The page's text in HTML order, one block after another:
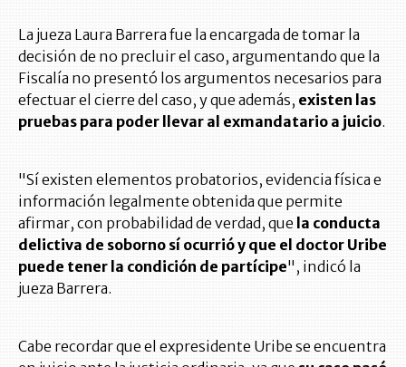
La jueza Laura Barrera fue la encargada de tomar la
decisión de no precluir el caso, argumentando que la
Fiscalía no presentó los argumentos necesarios para
efectuar el cierre del caso, y que además, existen las
pruebas para poder llevar al exmandatario a juicio.
"Sí existen elementos probatorios, evidencia física e
información legalmente obtenida que permite
afirmar, con probabilidad de verdad, que la conducta
delictiva de soborno sí ocurrió y que el doctor Uribe
puede tener la condición de partícipe", indicó la
jueza Barrera.
Cabe recordar que el expresidente Uribe se encuentra